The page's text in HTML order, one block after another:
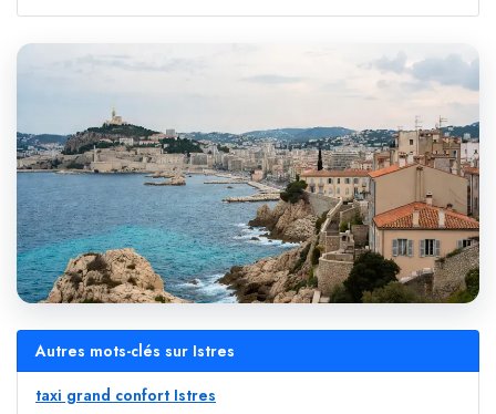
Autres mots-clés sur Istres
taxi grand confort Istres